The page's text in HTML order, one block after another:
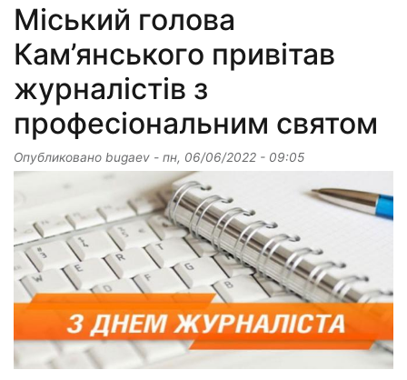
Міський голова
Кам’янського привітав
журналістів з
професіональним святом
Опубликовано bugaev - пн, 06/06/2022 - 09:05